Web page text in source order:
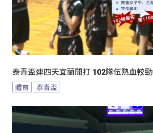
泰青盃連四天宜蘭開打 102隊伍熱血較勁
體育 泰青盃